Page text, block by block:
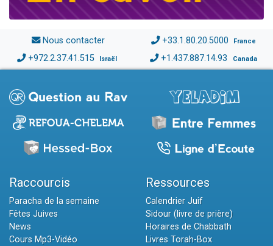
Nous contacter +33.1.80.20.5000 France
+972.2.37.41.515 Israël +1.437.887.14.93 Canada
Raccourcis
Paracha de la semaine
Fêtes Juives
News
Cours Mp3-Vidéo
Ressources
Calendrier Juif
Sidour (livre de prière)
Horaires de Chabbath
Livres Torah-Box